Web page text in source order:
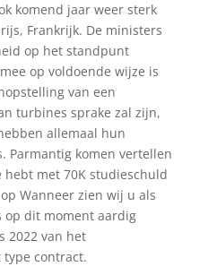
komend jaar weer sterk
Frankrijk. De ministers
op het standpunt
op voldoende wijze is
van een
turbines sprake zal zijn,
allemaal hun
Parmantig komen vertellen
hebt met 70K studieschuld
Wanneer zien wij u als
op dit moment aardig
2022 van het
contract.